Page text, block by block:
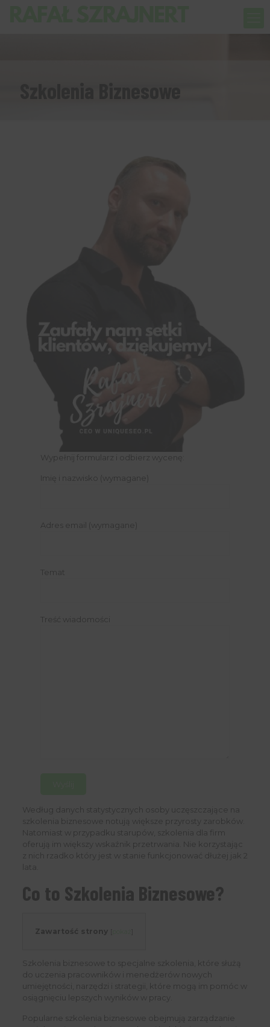
Wypełnij formularz i odbierz wycenę:
Imię i nazwisko (wymagane)
Adres email (wymagane)
Temat
Treść wiadomości
Według danych statystycznych osoby uczęszczające na
szkolenia biznesowe notują większe przyrosty zarobków.
Natomiast w przypadku starupów, szkolenia dla firm
oferują im większy wskaźnik przetrwania. Nie korzystając
z nich rzadko który jest w stanie funkcjonować dłużej jak 2
lata.
Co to Szkolenia Biznesowe?
Zawartość strony
Szkolenia biznesowe to specjalne szkolenia, które służą
do uczenia pracowników i menedżerów nowych
umiejętności, narzędzi i strategii, które mogą im pomóc w
osiągnięciu lepszych wyników w pracy.
Popularne szkolenia biznesowe obejmują zarządzanie